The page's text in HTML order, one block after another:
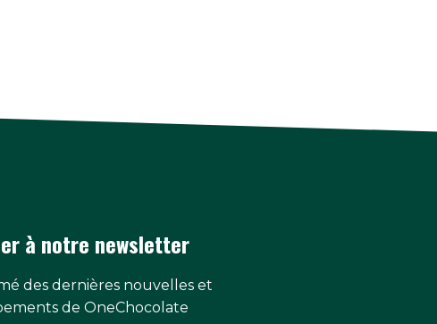
à notre newsletter
des dernières nouvelles et
de OneChocolate